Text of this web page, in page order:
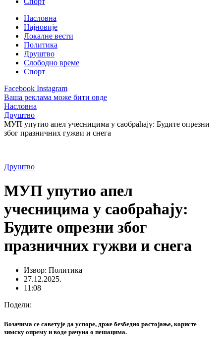
Насловна
Најновије
Локалне вести
Политика
Друштво
Слободно време
Спорт
Facebook Instagram
Ваша реклама може бити овде
Насловна
Друштво
МУП упутио апел учесницима у саобраћају: Будите опрезни
због празничних гужви и снега
Друштво
МУП упутио апел
учесницима у саобраћају:
Будите опрезни због
празничних гужви и снега
Извор: Политика
27.12.2025.
11:08
Подели:
Возачима се саветује да успоре, држе безбедно растојање, користе
зимску опрему и воде рачуна о пешацима.